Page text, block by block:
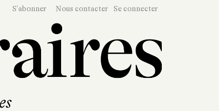
S'abonner Nous contacter Se connecter